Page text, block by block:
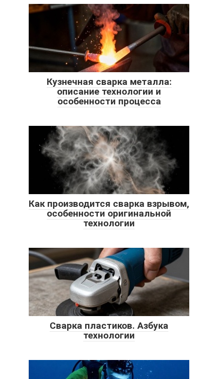
Кузнечная сварка металла:
описание технологии и
особенности процесса
Как производится сварка взрывом,
особенности оригинальной
технологии
Сварка пластиков. Азбука
технологии